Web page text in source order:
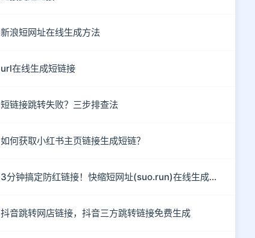
新浪短网址在线生成方法
url在线生成短链接
短链接跳转失败？三步排查法
如何获取小红书主页链接生成短链？
3分钟搞定防红链接！快缩短网址(suo.run)在线生成指南
抖音跳转网店链接，抖音三方跳转链接免费生成